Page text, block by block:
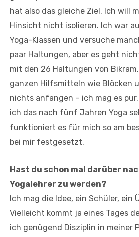
hat also das gleiche Ziel. Ich will
Hinsicht nicht isolieren. Ich war
Yoga-Klassen und versuche
paar Haltungen, aber es geht
mit den 26 Haltungen von
ganzen Hilfsmitteln wie Blöcken
nichts anfangen – ich mag es
ich das nach fünf Jahren Yoga
funktioniert es für mich so am
bei mir festgesetzt.
Hast du schon mal darüber
Yogalehrer zu werden?
Ich mag die Idee, ein Schüler, ein
Vielleicht kommt ja eines Tages
ich genügend Disziplin in meiner